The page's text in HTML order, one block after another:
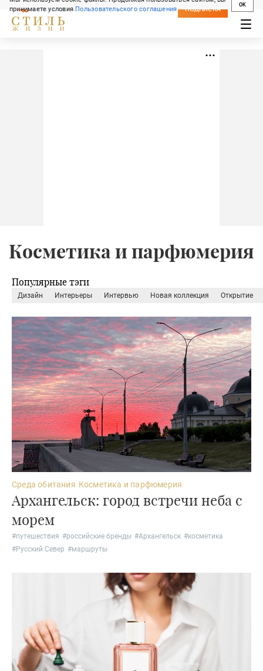
принимаете условияПользовательского соглашения
OK
СВЕЖИЙ НОМЕР
ПОДПИСКА
Косметика и парфюмерия
Популярные тэги
дизайн интерьеры интервью новая коллекция открытие
Среда обитания Косметика и парфюмерия
Архангельск: город встречи неба с
морем
#путешествия #российские бренды #Архангельск #косметика
#Русский Север #маршруты